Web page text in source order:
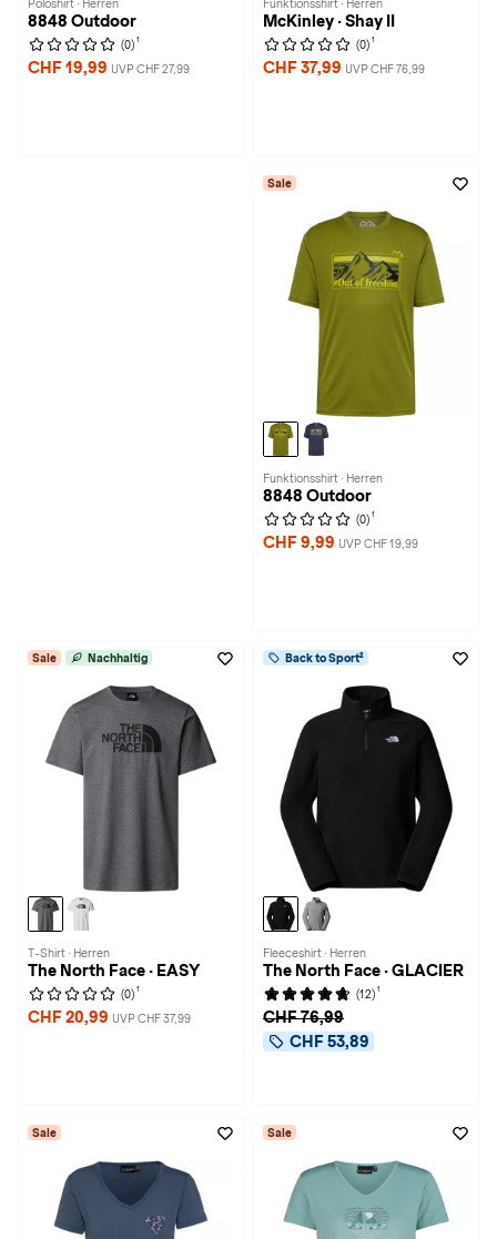
Poloshirt · Herren
8848 Outdoor
(0) 1
CHF 19,99 UVP CHF 27,99
Funktionsshirt · Herren
McKinley · Shay II
(0) 1
CHF 37,99 UVP CHF 76,99
Sale
Funktionsshirt · Herren
8848 Outdoor
(0) 1
CHF 9,99 UVP CHF 19,99
Sale Nachhaltig
T-Shirt · Herren
The North Face · EASY
(0) 1
CHF 20,99 UVP CHF 37,99
Back to Sport²
Fleeceshirt · Herren
The North Face · GLACIER
(12) 1
CHF 76,99
CHF 53,89
Sale Sale